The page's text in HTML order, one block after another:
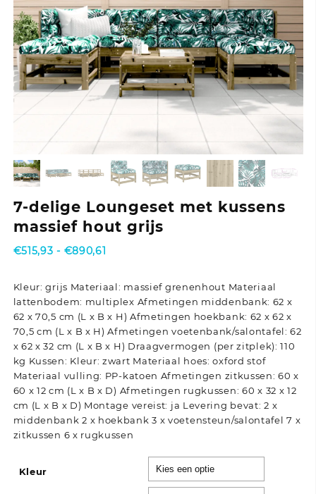
7-delige Loungeset met kussens
massief hout grijs
€515,93 - €890,61
€890,61
Kleur: grijs Materiaal: massief grenenhout Materiaal
lattenbodem: multiplex Afmetingen middenbank: 62 x
62 x 70,5 cm (L x B x H) Afmetingen hoekbank: 62 x 62 x
70,5 cm (L x B x H) Afmetingen voetenbank/salontafel: 62
x 62 x 32 cm (L x B x H) Draagvermogen (per zitplek): 110
kg Kussen: Kleur: zwart Materiaal hoes: oxford stof
Materiaal vulling: PP-katoen Afmetingen zitkussen: 60 x
60 x 12 cm (L x B x D) Afmetingen rugkussen: 60 x 32 x 12
cm (L x B x D) Montage vereist: ja Levering bevat: 2 x
middenbank 2 x hoekbank 3 x voetensteun/salontafel 7 x
zitkussen 6 x rugkussen
Kleur